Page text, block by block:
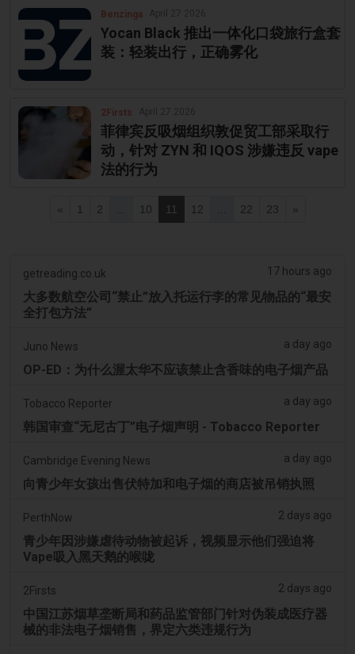
Benzinga
Yocan Black 推出一体化口袋旅行盒套
装：轻装出行，正确雾化
2Firsts
菲律宾反吸烟组织敦促贸工部采取行
动，针对 ZYN 和 IQOS 涉嫌违反 vape
法的行为
« 1 2 10 11 12 22 23 »
getreading.co.uk 17 hours ago
大多数航空公司“禁止”放入托运行李的常见物品的“最安
全打包方法”
Juno News a day ago
OP-ED：为什么渥太华不应该禁止含香味的电子烟产品
Tobacco Reporter a day ago
韩国审查“无尼古丁”电子烟声明 - Tobacco Reporter
Cambridge Evening News a day ago
向青少年女孩出售伏特加和电子烟的商店被吊销执照
PerthNow 2 days ago
青少年因涉嫌虐待动物被起诉，视频显示他们强迫将
Vape吸入黑天鹅的喉咙
2Firsts 2 days ago
中国江苏烟草垄断局和药品监管部门针对伪装成医疗器
械的非法电子烟销售，界定六类违规行为